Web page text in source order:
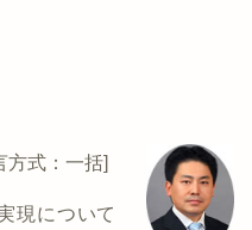
式：一括]
現について